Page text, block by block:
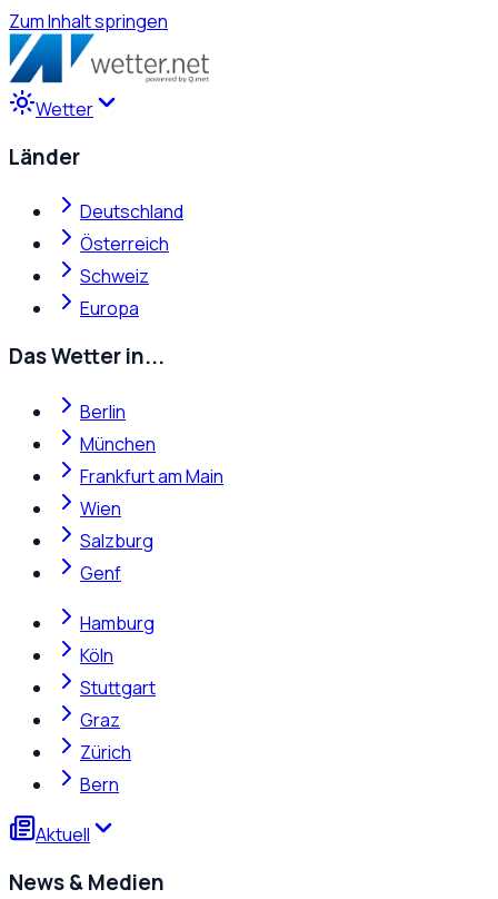
Zum Inhalt springen
Wetter
Länder
Deutschland
Österreich
Schweiz
Europa
Das Wetter in...
Berlin
München
Frankfurt am Main
Wien
Salzburg
Genf
Hamburg
Köln
Stuttgart
Graz
Zürich
Bern
Aktuell
News & Medien